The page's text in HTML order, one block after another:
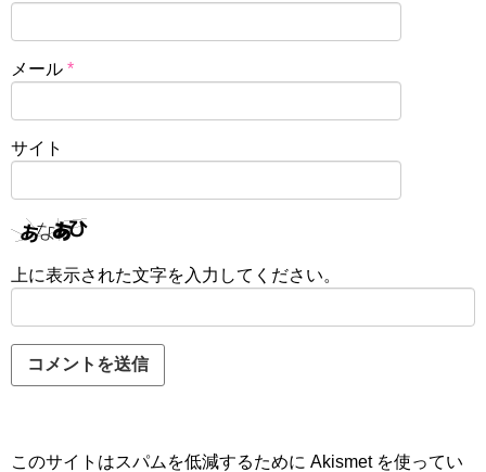
メール *
サイト
上に表示された文字を入力してください。
このサイトはスパムを低減するために Akismet を使ってい